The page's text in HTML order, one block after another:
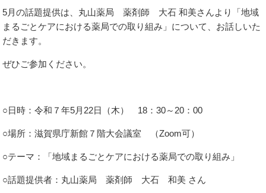
5月の話題提供は、丸山薬局 薬剤師 大石 和美さんより「地域
まるごとケアにおける薬局での取り組み」について、お話しいた
だきます。
ぜひご参加ください。
○日時：令和７年5月22日（木） 18：30～20：00
○場所：滋賀県庁新館７階大会議室 （Zoom可）
○テーマ：「地域まるごとケアにおける薬局での取り組み」
○話題提供者：丸山薬局 薬剤師 大石 和美 さん